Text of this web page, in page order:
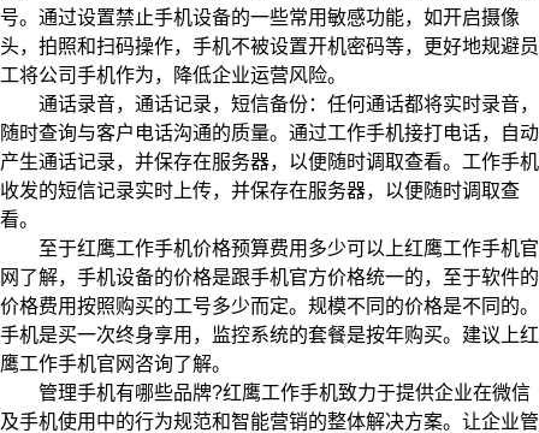
号。通过设置禁止手机设备的一些常用敏感功能，如开启摄像
头，拍照和扫码操作，手机不被设置开机密码等，更好地规避员
工将公司手机作为，降低企业运营风险。
通话录音，通话记录，短信备份：任何通话都将实时录音，
随时查询与客户电话沟通的质量。通过工作手机接打电话，自动
产生通话记录，并保存在服务器，以便随时调取查看。工作手机
收发的短信记录实时上传，并保存在服务器，以便随时调取查
看。
至于红鹰工作手机价格预算费用多少可以上红鹰工作手机官
网了解，手机设备的价格是跟手机官方价格统一的，至于软件的
价格费用按照购买的工号多少而定。规模不同的价格是不同的。
手机是买一次终身享用，监控系统的套餐是按年购买。建议上红
鹰工作手机官网咨询了解。
管理手机有哪些品牌?红鹰工作手机致力于提供企业在微信
及手机使用中的行为规范和智能营销的整体解决方案。让企业管